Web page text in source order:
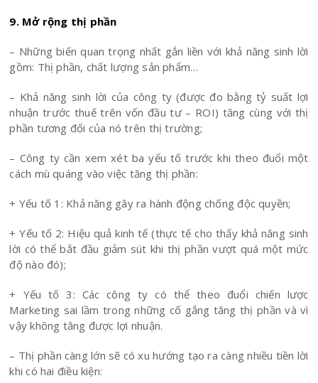
9. Mở rộng thị phần
– Những biến quan trọng nhất gắn liền với khả năng sinh lời
gồm: Thị phần, chất lượng sản phẩm…
– Khả năng sinh lời của công ty (được đo bằng tỷ suất lợi
nhuận trước thuế trên vốn đầu tư – ROI) tăng cùng với thị
phần tương đối của nó trên thị trường;
– Công ty cần xem xét ba yếu tố trước khi theo đuổi một
cách mù quáng vào việc tăng thị phần:
+ Yếu tố 1: Khả năng gây ra hành động chống độc quyền;
+ Yếu tố 2: Hiệu quả kinh tế (thực tế cho thấy khả năng sinh
lời có thể bắt đầu giảm sút khi thị phần vượt quá một mức
độ nào đó);
+ Yếu tố 3: Các công ty có thể theo đuổi chiến lược
Marketing sai lầm trong những cố gắng tăng thị phần và vì
vậy không tăng được lợi nhuận.
– Thị phần càng lớn sẽ có xu hướng tạo ra càng nhiều tiền lời
khi có hai điều kiện: